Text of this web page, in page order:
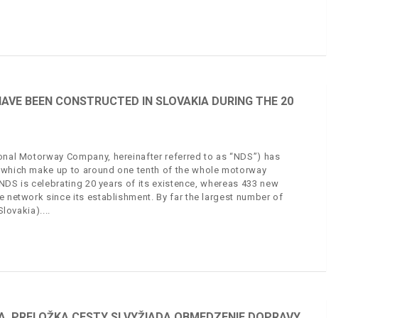
BEEN CONSTRUCTED IN SLOVAKIA DURING THE 20
Motorway Company, hereinafter referred to as “NDS”) has
make up to around one tenth of the whole motorway
is celebrating 20 years of its existence, whereas 433 new
network since its establishment. By far the largest number of